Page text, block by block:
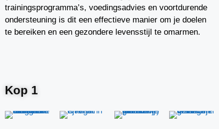
trainingsprogramma’s, voedingsadvies en voortdurende
ondersteuning is dit een effectieve manier om je doelen
te bereiken en een gezondere levensstijl te omarmen.
Kop 1